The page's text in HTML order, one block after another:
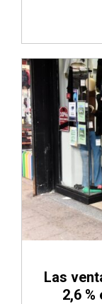
Las
2,6